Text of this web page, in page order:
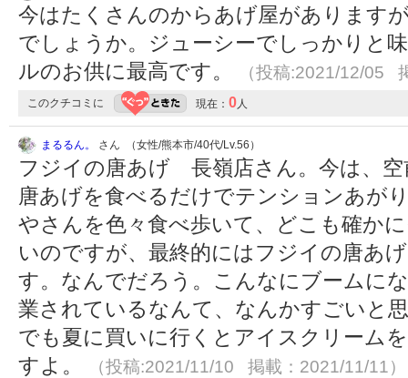
今はたくさんのからあげ屋があります
でしょうか。ジューシーでしっかりと
ルのお供に最高です。
（投稿:2021/12/05
このクチコミに 現在： 0人
まるるん。 さん （女性/熊本市/40代/Lv.56）
フジイの唐あげ 長嶺店さん。今は、
唐あげを食べるだけでテンションあが
やさんを色々食べ歩いて、どこも確か
いのですが、最終的にはフジイの唐あ
す。なんでだろう。こんなにブームに
業されているなんて、なんかすごいと
でも夏に買いに行くとアイスクリーム
すよ。
（投稿:2021/11/10 掲載：2021/11/11）